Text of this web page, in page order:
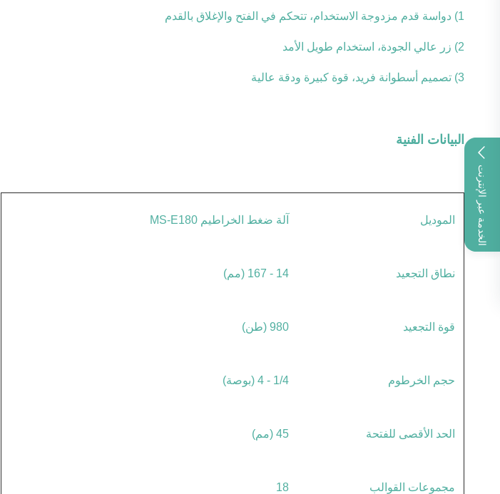
الخدمة عبر الإنترنت
1) دواسة قدم مزدوجة الاستخدام، تتحكم في الفتح والإغلاق بالقدم
2) زر عالي الجودة، استخدام طويل الأمد
3) تصميم أسطوانة فريد، قوة كبيرة ودقة عالية
البيانات الفنية
الموديل آلة ضغط الخراطيم MS-E180
نطاق التجعيد 14 - 167 (مم)
قوة التجعيد 980 (طن)
حجم الخرطوم 1/4 - 4 (بوصة)
الحد الأقصى للفتحة 45 (مم)
مجموعات القوالب 18